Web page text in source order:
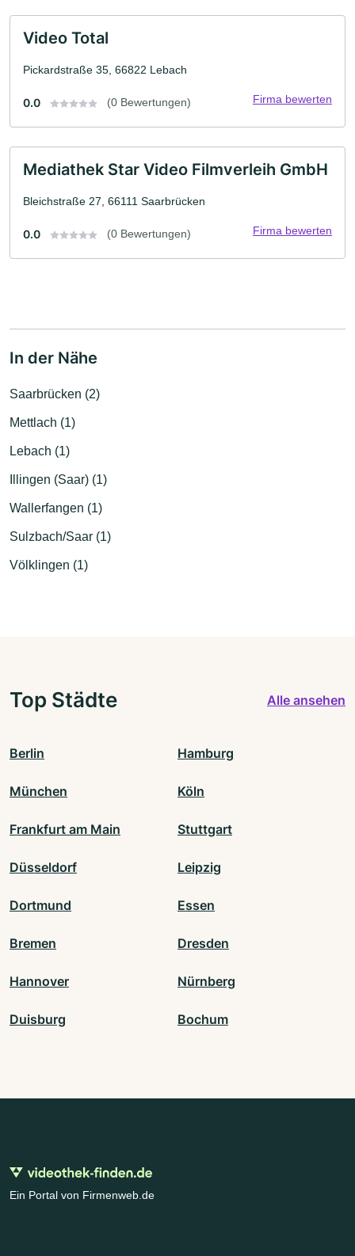
Video Total
Pickardstraße 35, 66822 Lebach
0.0 (0 Bewertungen) Firma bewerten
Mediathek Star Video Filmverleih GmbH
Bleichstraße 27, 66111 Saarbrücken
0.0 (0 Bewertungen) Firma bewerten
In der Nähe
Saarbrücken (2)
Mettlach (1)
Lebach (1)
Illingen (Saar) (1)
Wallerfangen (1)
Sulzbach/Saar (1)
Völklingen (1)
Top Städte Alle ansehen
Berlin Hamburg
München Köln
Frankfurt am Main Stuttgart
Düsseldorf Leipzig
Dortmund Essen
Bremen Dresden
Hannover Nürnberg
Duisburg Bochum
Ein Portal von Firmenweb.de